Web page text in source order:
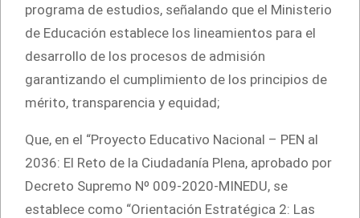
programa de estudios, señalando que el Ministerio
de Educación establece los lineamientos para el
desarrollo de los procesos de admisión
garantizando el cumplimiento de los principios de
mérito, transparencia y equidad;
Que, en el “Proyecto Educativo Nacional – PEN al
2036: El Reto de la Ciudadanía Plena, aprobado por
Decreto Supremo Nº 009-2020-MINEDU, se
establece como “Orientación Estratégica 2: Las